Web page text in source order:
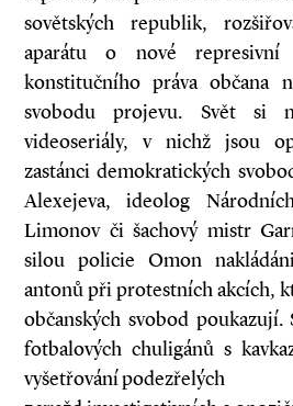
sovětských republik,
aparátu o nové represivní
konstitučního práva občana
svobodu projevu. Svět si
videoseriály, v nichž jsou
zastánci demokratických
Alexejeva, ideolog
Limonov či šachový mistr
silou policie Omon
antonů při protestních akcích,
občanských svobod poukazují.
fotbalových chuligánů s
vyšetřování podezřelých